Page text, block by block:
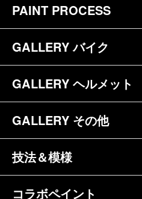
トップページ
お問合せ
参考価格
キャンディペイントとは？
メディア掲載（18）
ペイントワンポイント（9）
PAINT PROCESS
バイク（180）
ヘルメット（84）
GALLERY バイク
バイク一覧（184）
ハーレー（141）
ホンダ（20）
GALLERY ヘルメット
ヘルメット一覧（139）
半ヘル（39）
GALLERY その他
その他一覧（92）
自転車&三輪車（11）
技法＆模様
シンプル（38）
コラボペイント